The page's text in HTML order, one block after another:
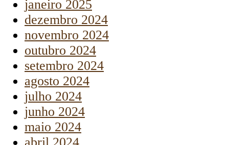
janeiro 2025
dezembro 2024
novembro 2024
outubro 2024
setembro 2024
agosto 2024
julho 2024
junho 2024
maio 2024
abril 2024